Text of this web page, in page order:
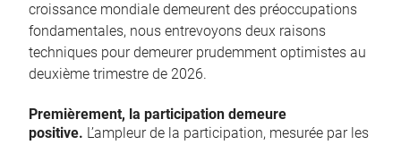
croissance mondiale demeurent des préoccupations
fondamentales, nous entrevoyons deux raisons
techniques pour demeurer prudemment optimistes au
deuxième trimestre de 2026.
Premièrement, la participation demeure
positive. L’ampleur de la participation, mesurée par les